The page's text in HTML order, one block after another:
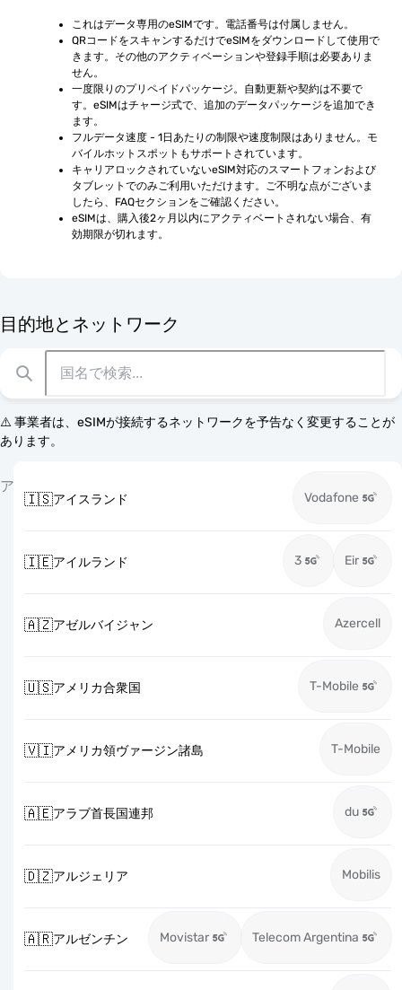
これはデータ専用のeSIMです。電話番号は付属しません。
QRコードをスキャンするだけでeSIMをダウンロードして使用で
きます。その他のアクティベーションや登録手順は必要ありま
せん。
一度限りのプリペイドパッケージ。自動更新や契約は不要で
す。eSIMはチャージ式で、追加のデータパッケージを追加でき
ます。
フルデータ速度 - 1日あたりの制限や速度制限はありません。モ
バイルホットスポットもサポートされています。
キャリアロックされていないeSIM対応のスマートフォンおよび
タブレットでのみご利用いただけます。ご不明な点がございま
したら、FAQセクションをご確認ください。
eSIMは、購入後2ヶ月以内にアクティベートされない場合、有
効期限が切れます。
目的地とネットワーク
⚠️ 事業者は、eSIMが接続するネットワークを予告なく変更することが
あります。
ア
🇮🇸アイスランド Vodafone
🇮🇪アイルランド 3 Eir
🇦🇿アゼルバイジャン Azercell
🇺🇸アメリカ合衆国 T-Mobile
🇻🇮アメリカ領ヴァージン諸島 T-Mobile
🇦🇪アラブ首長国連邦 du
🇩🇿アルジェリア Mobilis
🇦🇷アルゼンチン Movistar Telecom Argentina